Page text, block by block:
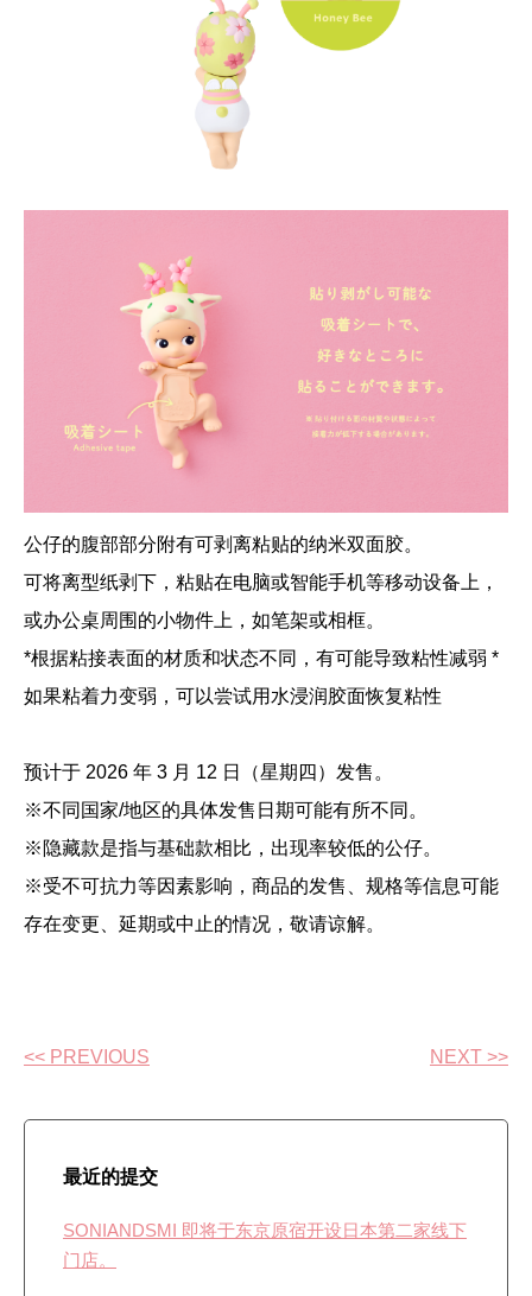
公仔的腹部部分附有可剥离粘贴的纳米双面胶。
可将离型纸剥下，粘贴在电脑或智能手机等移动设备上，
或办公桌周围的小物件上，如笔架或相框。
*根据粘接表面的材质和状态不同，有可能导致粘性减弱 *
如果粘着力变弱，可以尝试用水浸润胶面恢复粘性
预计于 2026 年 3 月 12 日（星期四）发售。
※不同国家/地区的具体发售日期可能有所不同。
※隐藏款是指与基础款相比，出现率较低的公仔。
※受不可抗力等因素影响，商品的发售、规格等信息可能
存在变更、延期或中止的情况，敬请谅解。
<< PREVIOUS NEXT >>
最近的提交
SONIANDSMI 即将于东京原宿开设日本第二家线下
门店。